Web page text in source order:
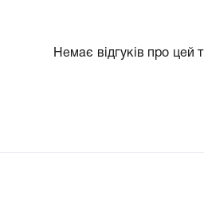
Немає відгуків про цей